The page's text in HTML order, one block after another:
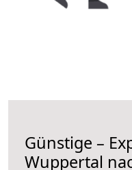
Günstige –
Wuppertal